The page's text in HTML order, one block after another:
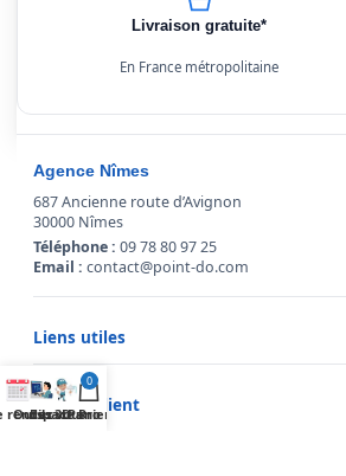
Livraison gratuite*
En France métropolitaine
Agence Nîmes
687 Ancienne route d’Avignon
30000 Nîmes
Téléphone : 09 78 80 97 25
Email : contact@point-do.com
Liens utiles
Politique de confidentialité
Conditions générales de vente
Mentions légales
Service client
rendez vous
Outils 3D
Espace Pro
0
Panier